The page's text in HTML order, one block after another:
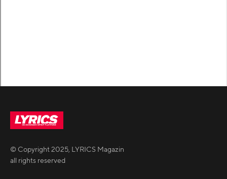
© Copyright2025, LYRICS Magazin
all rights reserved